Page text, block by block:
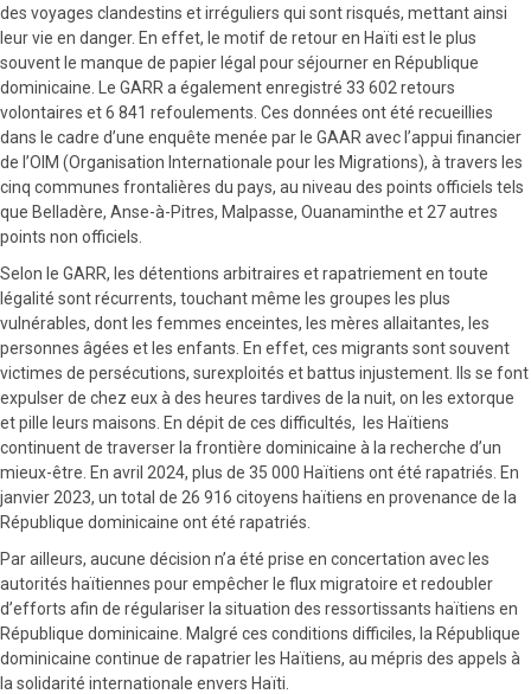
des voyages clandestins et irréguliers qui sont risqués, mettant ainsi
leur vie en danger. En effet, le motif de retour en Haïti est le plus
souvent le manque de papier légal pour séjourner en République
dominicaine. Le GARR a également enregistré 33 602 retours
volontaires et 6 841 refoulements. Ces données ont été recueillies
dans le cadre d’une enquête menée par le GAAR avec l’appui financier
de l’OIM (Organisation Internationale pour les Migrations), à travers les
cinq communes frontalières du pays, au niveau des points officiels tels
que Belladère, Anse-à-Pitres, Malpasse, Ouanaminthe et 27 autres
points non officiels.
Selon le GARR, les détentions arbitraires et rapatriement en toute
légalité sont récurrents, touchant même les groupes les plus
vulnérables, dont les femmes enceintes, les mères allaitantes, les
personnes âgées et les enfants. En effet, ces migrants sont souvent
victimes de persécutions, surexploités et battus injustement. Ils se font
expulser de chez eux à des heures tardives de la nuit, on les extorque
et pille leurs maisons. En dépit de ces difficultés, les Haïtiens
continuent de traverser la frontière dominicaine à la recherche d’un
mieux-être. En avril 2024, plus de 35 000 Haïtiens ont été rapatriés. En
janvier 2023, un total de 26 916 citoyens haïtiens en provenance de la
République dominicaine ont été rapatriés.
Par ailleurs, aucune décision n’a été prise en concertation avec les
autorités haïtiennes pour empêcher le flux migratoire et redoubler
d’efforts afin de régulariser la situation des ressortissants haïtiens en
République dominicaine. Malgré ces conditions difficiles, la République
dominicaine continue de rapatrier les Haïtiens, au mépris des appels à
la solidarité internationale envers Haïti.